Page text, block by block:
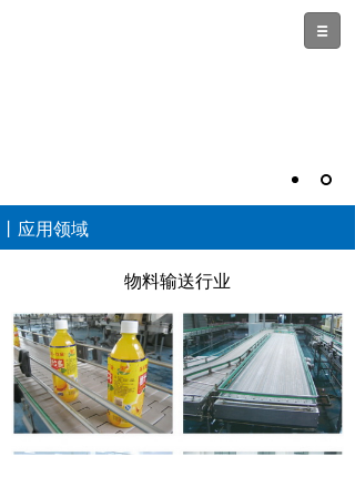
丨应用领域
物料输送行业